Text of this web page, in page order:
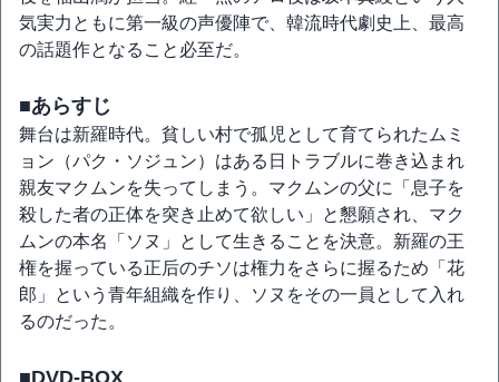
気実力ともに第一級の声優陣で、韓流時代劇史上、最高
の話題作となること必至だ。
■あらすじ
舞台は新羅時代。貧しい村で孤児として育てられたムミ
ョン（パク・ソジュン）はある日トラブルに巻き込まれ
親友マクムンを失ってしまう。マクムンの父に「息子を
殺した者の正体を突き止めて欲しい」と懇願され、マク
ムンの本名「ソヌ」として生きることを決意。新羅の王
権を握っている正后のチソは権力をさらに握るため「花
郎」という青年組織を作り、ソヌをその一員として入れ
るのだった。
■DVD-BOX